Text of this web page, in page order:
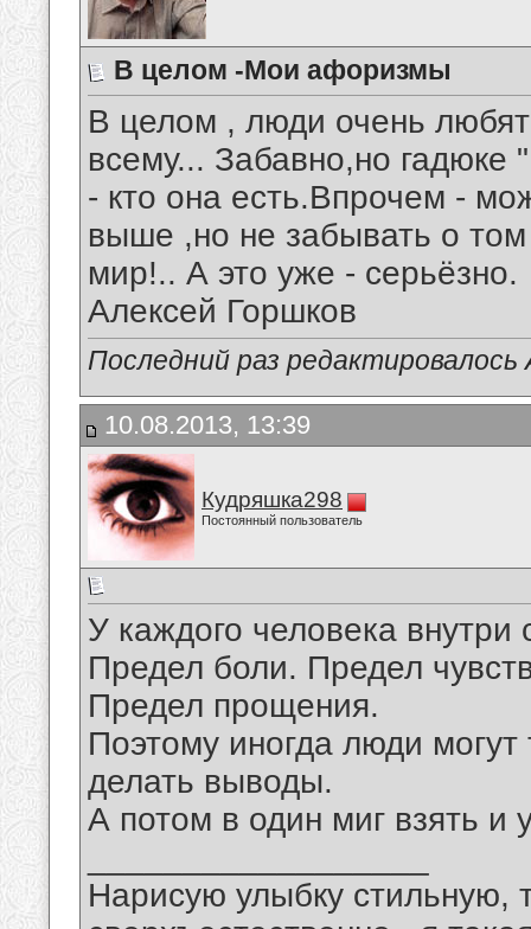
В целом -Мои афоризмы
В целом , люди очень
всему... Забавно,но гадюке
- кто она есть.Впрочем -
выше ,но не забывать о том
мир!.. А это уже - серьёзно.
Алексей Горшков
Последний раз
10.08.2013, 13:39
Кудряшка298
Постоянный пользователь
У каждого человека внутри
Предел боли. Предел
Предел прощения.
Поэтому иногда люди могут
делать выводы.
А потом в один миг взять и
Нарисую улыбку стильную,